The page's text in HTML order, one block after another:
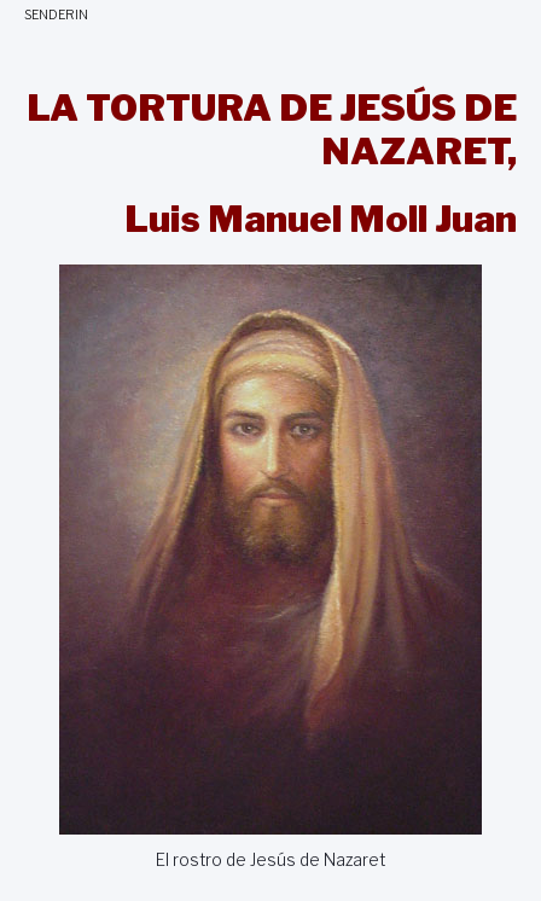
SENDERIN
LA TORTURA DE JESÚS DE
NAZARET,
Luis Manuel Moll Juan
El rostro de Jesús de Nazaret